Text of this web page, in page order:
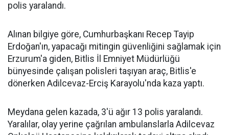
polis yaralandı.
Alınan bilgiye göre, Cumhurbaşkanı Recep Tayip
Erdoğan'ın, yapacağı mitingin güvenliğini sağlamak için
Erzurum'a giden, Bitlis İl Emniyet Müdürlüğü
bünyesinde çalışan polisleri taşıyan araç, Bitlis'e
dönerken Adilcevaz-Erciş Karayolu'nda kaza yaptı.
Meydana gelen kazada, 3'ü ağır 13 polis yaralandı.
Yaralılar, olay yerine çağrılan ambulanslarla Adilcevaz